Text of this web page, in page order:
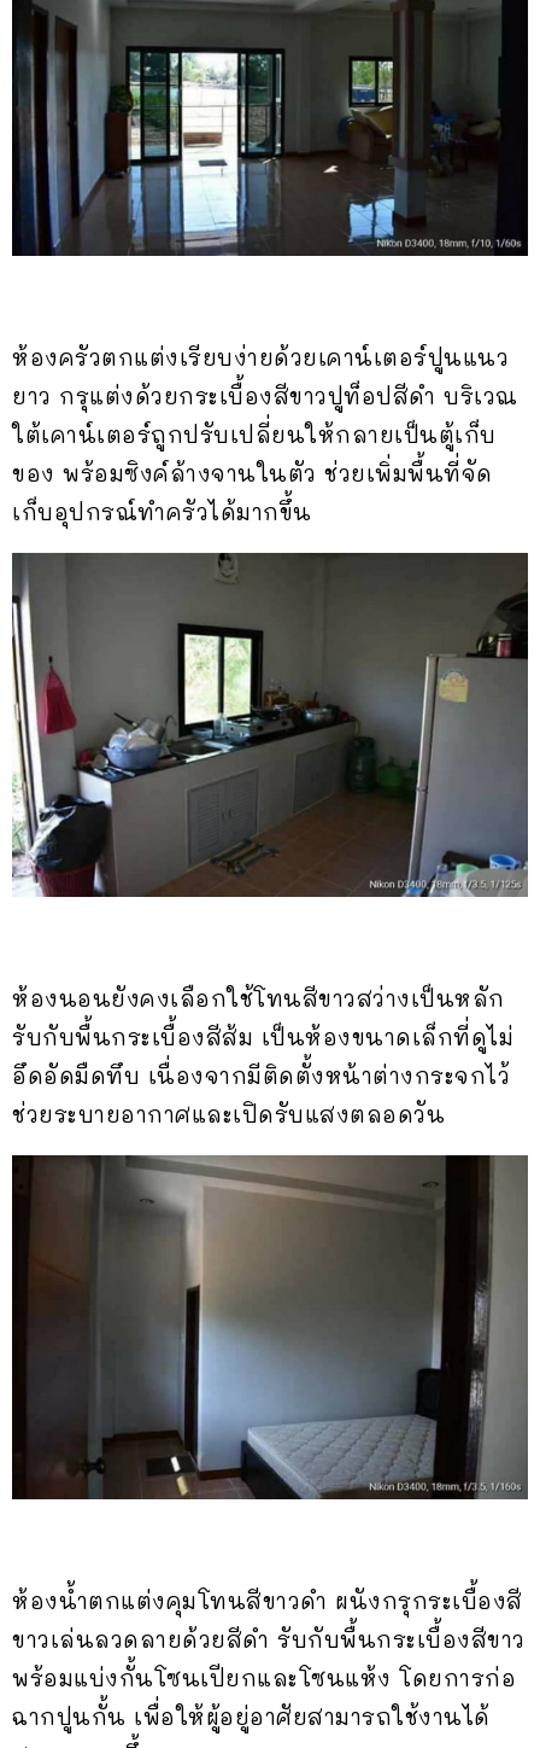
ห้องครัวตกแต่งเรียบง่ายด้วยเคาน์เตอร์ปูนแนว
ยาว กรุแต่งด้วยกระเบื้องสีขาวปูท็อปสีดำ บริเวณ
ใต้เคาน์เตอร์ถูกปรับเปลี่ยนให้กลายเป็นตู้เก็บ
ของ พร้อมซิงค์ล้างจานในตัว ช่วยเพิ่มพื้นที่จัด
เก็บอุปกรณ์ทำครัวได้มากขึ้น
ห้องนอนยังคงเลือกใช้โทนสีขาวสว่างเป็นหลัก
รับกับพื้นกระเบื้องสีส้ม เป็นห้องขนาดเล็กที่ดูไม่
อึดอัดมืดทึบ เนื่องจากมีติดตั้งหน้าต่างกระจกไว้
ช่วยระบายอากาศและเปิดรับแสงตลอดวัน
ห้องน้ำตกแต่งคุมโทนสีขาวดำ ผนังกรุกระเบื้องสี
ขาวเล่นลวดลายด้วยสีดำ รับกับพื้นกระเบื้องสีขาว
พร้อมแบ่งกั้นโซนเปียกและโซนแห้ง โดยการก่อ
ฉากปูนกั้น เพื่อให้ผู้อยู่อาศัยสามารถใช้งานได้